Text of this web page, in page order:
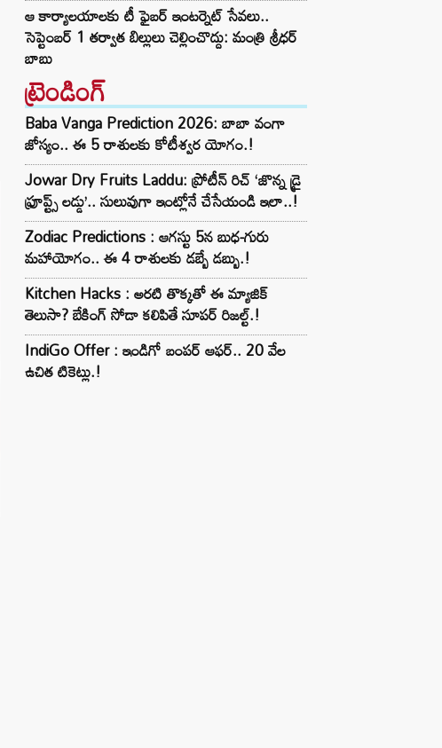
ఆ కార్యాలయాలకు టీ ఫైబర్ ఇంటర్నెట్ సేవలు..
సెప్టెంబర్ 1 తర్వాత బిల్లులు చెల్లించొద్దు: మంత్రి శ్రీధర్
బాబు
ట్రెండింగ్‌
Baba Vanga Prediction 2026: బాబా వంగా
జోస్యం.. ఈ 5 రాశులకు కోటీశ్వర యోగం.!
Jowar Dry Fruits Laddu: ప్రోటీన్ రిచ్ ‘జొన్న డ్రై
ఫ్రూప్ట్స్ లడ్డు’.. సులువుగా ఇంట్లోనే చేసేయండి ఇలా..!
Zodiac Predictions : ఆగస్టు 5న బుధ-గురు
మహాయోగం.. ఈ 4 రాశులకు డబ్బే డబ్బు.!
Kitchen Hacks : అరటి తొక్కతో ఈ మ్యాజిక్
తెలుసా? బేకింగ్ సోడా కలిపితే సూపర్ రిజల్ట్.!
IndiGo Offer : ఇండిగో బంపర్ ఆఫర్.. 20 వేల
ఉచిత టికెట్లు.!